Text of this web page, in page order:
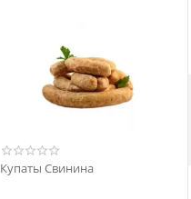
Купаты Свинина